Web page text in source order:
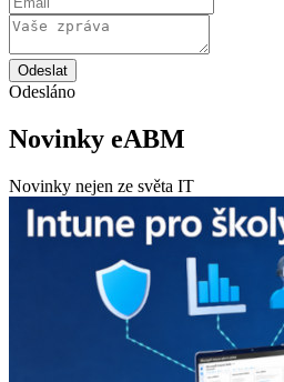
Odeslat
Odesláno
Novinky eABM
Novinky nejen ze světa IT